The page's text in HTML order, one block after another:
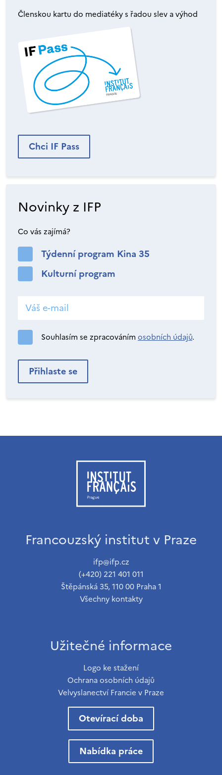
Členskou kartu do mediatéky s řadou slev a výhod
Chci IF Pass
Novinky z IFP
Co vás zajímá?
Týdenní program Kina 35
Kulturní program
Souhlasím se zpracováním osobních údajů.
Francouzský institut v Praze
ifp@ifp.cz
(+420) 221 401 011
Štěpánská 35, 110 00 Praha 1
Všechny kontakty
Užitečné informace
Logo ke stažení
Ochrana osobních údajů
Velvyslanectví Francie v Praze
Otevírací doba
Nabídka práce